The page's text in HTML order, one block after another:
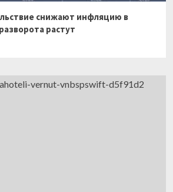
снижают инфляцию в
растут